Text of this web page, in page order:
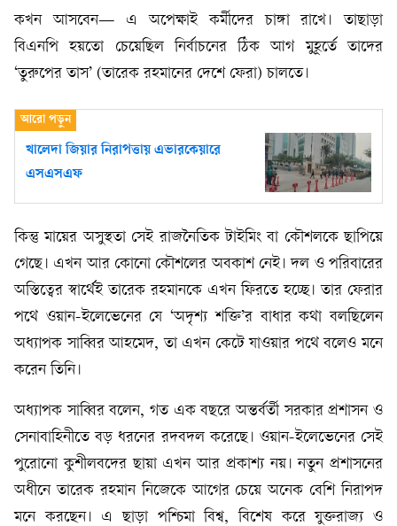
কখন আসবেন— এ অপেক্ষাই কর্মীদের চাঙ্গা রাখে। তাছাড়া
বিএনপি হয়তো চেয়েছিল নির্বাচনের ঠিক আগ মুহূর্তে তাদের
‘তুরুপের তাস’ (তারেক রহমানের দেশে ফেরা) চালতে।
খালেদা জিয়ার নিরাপত্তায় এভারকেয়ারে
এসএসএফ
কিন্তু মায়ের অসুস্থতা সেই রাজনৈতিক টাইমিং বা কৌশলকে ছাপিয়ে
গেছে। এখন আর কোনো কৌশলের অবকাশ নেই। দল ও পরিবারের
অস্তিত্বের স্বার্থেই তারেক রহমানকে এখন ফিরতে হচ্ছে। তার ফেরার
পথে ওয়ান-ইলেভেনের যে ‘অদৃশ্য শক্তি’র বাধার কথা বলছিলেন
অধ্যাপক সাব্বির আহমেদ, তা এখন কেটে যাওয়ার পথে বলেও মনে
করেন তিনি।
অধ্যাপক সাব্বির বলেন, গত এক বছরে অন্তর্বর্তী সরকার প্রশাসন ও
সেনাবাহিনীতে বড় ধরনের রদবদল করেছে। ওয়ান-ইলেভেনের সেই
পুরোনো কুশীলবদের ছায়া এখন আর প্রকাশ্য নয়। নতুন প্রশাসনের
অধীনে তারেক রহমান নিজেকে আগের চেয়ে অনেক বেশি নিরাপদ
মনে করছেন। এ ছাড়া পশ্চিমা বিশ্ব, বিশেষ করে যুক্তরাজ্য ও